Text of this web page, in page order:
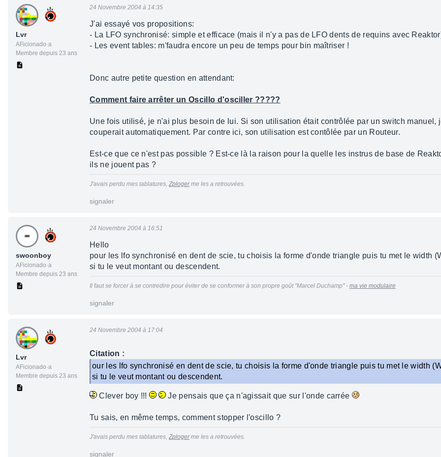
Lvr
AFicionado·a
Membre depuis 23 ans
24 Novembre 2004 à 14:35
J'ai essayé vos propositions:
- La LFO synchronisé: simple et efficace (mais il n'y a pas de LFO dents de requins avec
- Les event tables: m'faudra encore un peu de temps pour bin maîtriser !
Donc autre petite question en attendant:
Comment faire arrêter un Oscillo d'osciller ?????
Une fois utilisé, je n'ai plus besoin de lui. Si son utilisation était contrôlée par un switch manuel,
couperait automatiquement. Par contre ici, son utilisation est contôlée par un Routeur.
Est-ce que ce n'est pas possible ? Est-ce là la raison pour la quelle les instrus de base de
ils ne jouent pas ?
J'avais perdu mes tablatures, Zplogerme les a retrouvées.
signaler
swoonboy
AFicionado·a
Membre depuis 23 ans
24 Novembre 2004 à 16:51
Hello
pour les lfo synchronisé en dent de scie, tu choisis la forme d'onde triangle puis tu met le width
si tu le veut montant ou descendent.
Il faut se forcer à se contredire pour éviter de se conformer à son propre goût "Marcel Duchamp" - ma vie modulaire
signaler
Lvr
AFicionado·a
Membre depuis 23 ans
24 Novembre 2004 à 17:04
Citation :
our les lfo synchronisé en dent de scie, tu choisis la forme d'onde triangle puis tu met le width
si tu le veut montant ou descendent.
Clever boy !!! Je pensais que ça n'agissait que sur l'onde carrée
Tu sais, en même temps, comment stopper l'oscillo ?
J'avais perdu mes tablatures, Zplogerme les a retrouvées.
signaler